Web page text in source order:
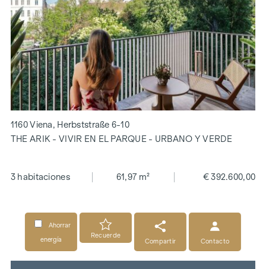
1160 Viena, Herbststraße 6-10
THE ARIK - VIVIR EN EL PARQUE - URBANO Y VERDE
3 habitaciones 61,97 m² € 392.600,00
Ahorrar
energía
Recuerde
Compartir
Contacto